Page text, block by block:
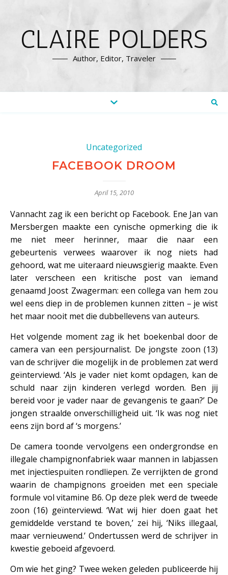
CLAIRE POLDERS
Author, Editor, Traveler
Uncategorized
FACEBOOK DROOM
April 15, 2010
Vannacht zag ik een bericht op Facebook. Ene Jan van
Mersbergen maakte een cynische opmerking die ik
me niet meer herinner, maar die naar een
gebeurtenis verwees waarover ik nog niets had
gehoord, wat me uiteraard nieuwsgierig maakte. Even
later verscheen een kritische post van iemand
genaamd Joost Zwagerman: een collega van hem zou
wel eens diep in de problemen kunnen zitten – je wist
het maar nooit met die dubbellevens van auteurs.
Het volgende moment zag ik het boekenbal door de
camera van een persjournalist. De jongste zoon (13)
van de schrijver die mogelijk in de problemen zat werd
geïnterviewd. ‘Als je vader niet komt opdagen, kan de
schuld naar zijn kinderen verlegd worden. Ben jij
bereid voor je vader naar de gevangenis te gaan?’ De
jongen straalde onverschilligheid uit. ‘Ik was nog niet
eens zijn bord af ‘s morgens.’
De camera toonde vervolgens een ondergrondse en
illegale champignonfabriek waar mannen in labjassen
met injectiespuiten rondliepen. Ze verrijkten de grond
waarin de champignons groeiden met een speciale
formule vol vitamine B6. Op deze plek werd de tweede
zoon (16) geïnterviewd. ‘Wat wij hier doen gaat het
gemiddelde verstand te boven,’ zei hij, ‘Niks illegaal,
maar vernieuwend.’ Ondertussen werd de schrijver in
kwestie geboeid afgevoerd.
Om wie het ging? Twee weken geleden publiceerde hij